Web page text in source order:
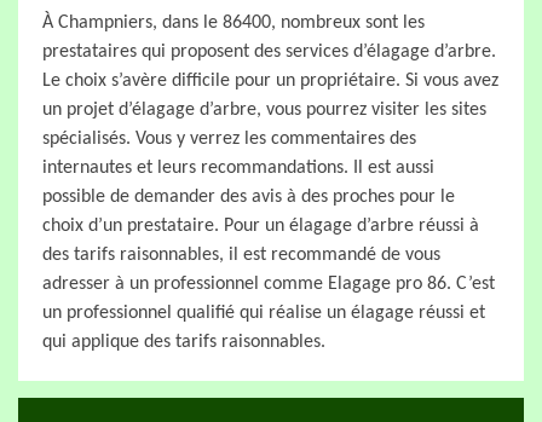
À Champniers, dans le 86400, nombreux sont les
prestataires qui proposent des services d’élagage d’arbre.
Le choix s’avère difficile pour un propriétaire. Si vous avez
un projet d’élagage d’arbre, vous pourrez visiter les sites
spécialisés. Vous y verrez les commentaires des
internautes et leurs recommandations. Il est aussi
possible de demander des avis à des proches pour le
choix d’un prestataire. Pour un élagage d’arbre réussi à
des tarifs raisonnables, il est recommandé de vous
adresser à un professionnel comme Elagage pro 86. C’est
un professionnel qualifié qui réalise un élagage réussi et
qui applique des tarifs raisonnables.